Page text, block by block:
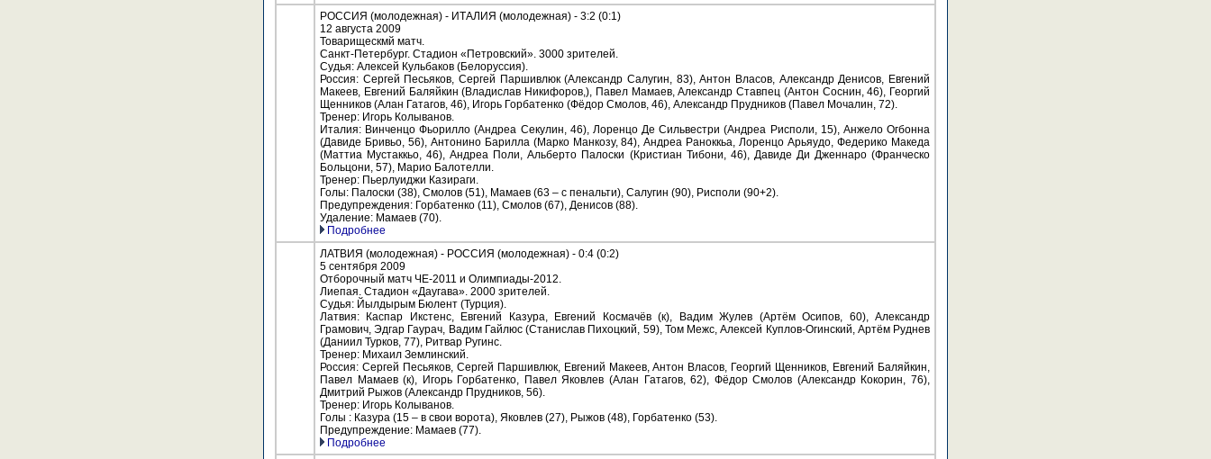
РОССИЯ (молодежная) - ИТАЛИЯ (молодежная) - 3:2 (0:1)
12 августа 2009
Товарищескмй матч.
Санкт-Петербург. Стадион «Петровский». 3000 зрителей.
Судья: Алексей Кульбаков (Белоруссия).
Россия: Сергей Песьяков, Сергей Паршивлюк (Александр Салугин, 83), Антон Власов, Александр Денисов, Евгений
Макеев, Евгений Баляйкин (Владислав Никифоров,), Павел Мамаев, Александр Ставпец (Антон Соснин, 46), Георгий
Щенников (Алан Гатагов, 46), Игорь Горбатенко (Фёдор Смолов, 46), Александр Прудников (Павел Мочалин, 72).
Тренер: Игорь Колыванов.
Италия: Винченцо Фьорилло (Андреа Секулин, 46), Лоренцо Де Сильвестри (Андреа Рисполи, 15), Анжело Огбонна
(Давиде Бривьо, 56), Антонино Барилла (Марко Манкозу, 84), Андреа Раноккьа, Лоренцо Арьяудо, Федерико Македа
(Маттиа Мустаккьо, 46), Андреа Поли, Альберто Палоски (Кристиан Тибони, 46), Давиде Ди Дженнаро (Франческо
Больцони, 57), Марио Балотелли.
Тренер: Пьерлуиджи Казираги.
Голы: Палоски (38), Смолов (51), Мамаев (63 – с пенальти), Салугин (90), Рисполи (90+2).
Предупреждения: Горбатенко (11), Смолов (67), Денисов (88).
Удаление: Мамаев (70).
Подробнее
ЛАТВИЯ (молодежная) - РОССИЯ (молодежная) - 0:4 (0:2)
5 сентября 2009
Отборочный матч ЧЕ-2011 и Олимпиады-2012.
Лиепая. Стадион «Даугава». 2000 зрителей.
Судья: Йылдырым Бюлент (Турция).
Латвия: Каспар Икстенс, Евгений Казура, Евгений Космачёв (к), Вадим Жулев (Артём Осипов, 60), Александр
Грамович, Эдгар Гаурач, Вадим Гайлюс (Станислав Пихоцкий, 59), Том Межс, Алексей Куплов-Огинский, Артём Руднев
(Даниил Турков, 77), Ритвар Ругинс.
Тренер: Михаил Землинский.
Россия: Сергей Песьяков, Сергей Паршивлюк, Евгений Макеев, Антон Власов, Георгий Щенников, Евгений Баляйкин,
Павел Мамаев (к), Игорь Горбатенко, Павел Яковлев (Алан Гатагов, 62), Фёдор Смолов (Александр Кокорин, 76),
Дмитрий Рыжов (Александр Прудников, 56).
Тренер: Игорь Колыванов.
Голы : Казура (15 – в свои ворота), Яковлев (27), Рыжов (48), Горбатенко (53).
Предупреждение: Мамаев (77).
Подробнее